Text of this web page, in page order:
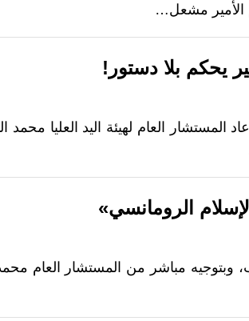
الأمير مشعل…
يحكم بلا دستور!
العام لهيئة اليد العليا محمد
الرومانسي»
وبتوجيه مباشر من المستشار العام